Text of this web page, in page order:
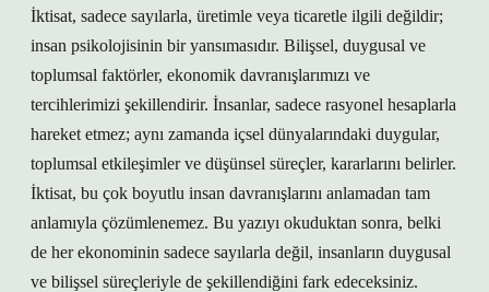
İktisat, sadece sayılarla, üretimle veya ticaretle ilgili değildir;
insan psikolojisinin bir yansımasıdır. Bilişsel, duygusal ve
toplumsal faktörler, ekonomik davranışlarımızı ve
tercihlerimizi şekillendirir. İnsanlar, sadece rasyonel hesaplarla
hareket etmez; aynı zamanda içsel dünyalarındaki duygular,
toplumsal etkileşimler ve düşünsel süreçler, kararlarını belirler.
İktisat, bu çok boyutlu insan davranışlarını anlamadan tam
anlamıyla çözümlenemez. Bu yazıyı okuduktan sonra, belki
de her ekonominin sadece sayılarla değil, insanların duygusal
ve bilişsel süreçleriyle de şekillendiğini fark edeceksiniz.